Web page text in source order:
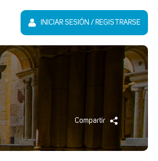
INICIAR SESIÓN / REGISTRARSE
Compartir